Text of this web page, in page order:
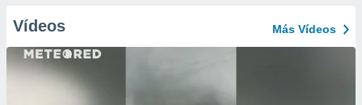
Vídeos Más Vídeos